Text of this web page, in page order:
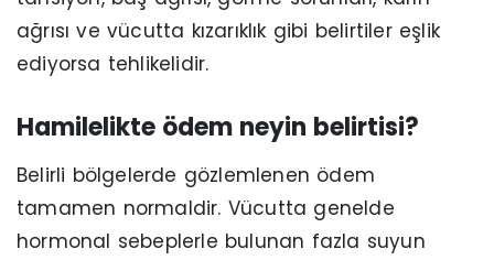
ağrısı ve vücutta kızarıklık gibi belirtiler eşlik
ediyorsa tehlikelidir.
Hamilelikte ödem neyin belirtisi?
Belirli bölgelerde gözlemlenen ödem
tamamen normaldir. Vücutta genelde
hormonal sebeplerle bulunan fazla suyun